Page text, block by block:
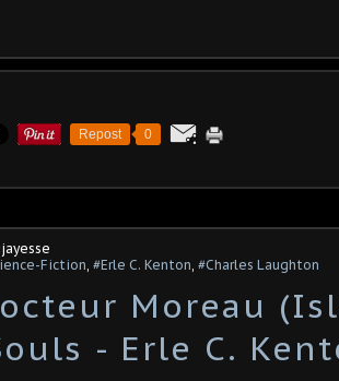
Repost 0
Fiction #Erle C. Kenton #Charles Laughton
Moreau
- Erle C.